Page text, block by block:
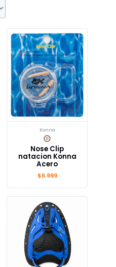
Konna
Nose Clip
natacion Konna
Acero
$6.999